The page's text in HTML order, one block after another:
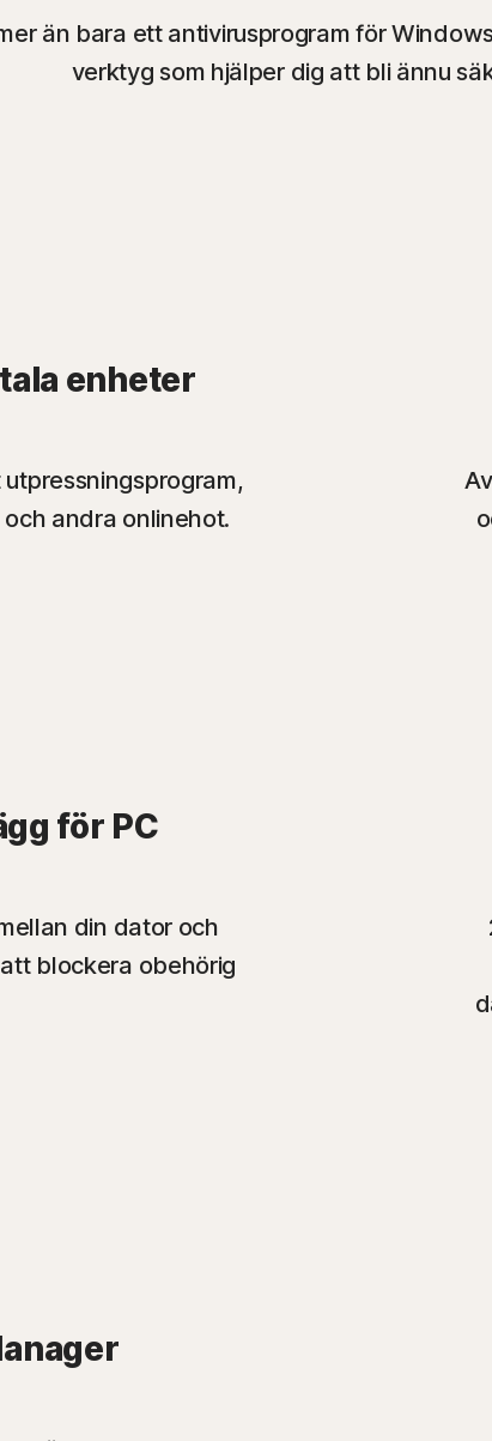
än bara ett antivirusprogram för
verktyg som hjälper dig att bli ännu
enheter
andra onlinehot.
för PC
din dator och
blockera obehörig